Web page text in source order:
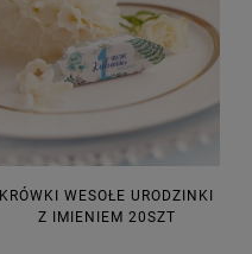
KRÓWKI WESOŁE URODZINKI
Z IMIENIEM 20SZT